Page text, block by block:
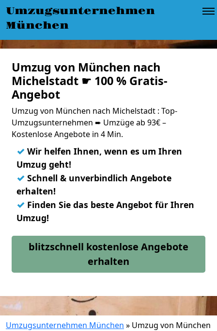
Umzugsunternehmen
München
Umzug von München nach
Michelstadt ☛ 100 % Gratis-
Angebot
Umzug von München nach Michelstadt : Top-
Umzugsunternehmen ➨ Umzüge ab 93€ –
Kostenlose Angebote in 4 Min.
✓ Wir helfen Ihnen, wenn es um Ihren
Umzug geht!
✓ Schnell & unverbindlich Angebote
erhalten!
✓ Finden Sie das beste Angebot für Ihren
Umzug!
blitzschnell kostenlose Angebote
erhalten
Umzugsunternehmen München » Umzug von München